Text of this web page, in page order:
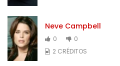
Neve Campbell
0
0
2 CRÉDITOS